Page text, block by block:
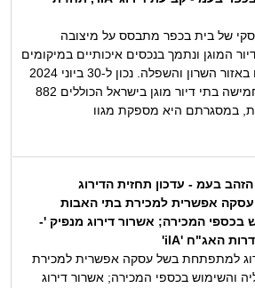
של בית בכפר מתבסס על מיצובה
המוגן ונתמך בנכסים איכותיים במיקומים
מרכזיים, מרביתם באזור השרון והשפלה. נכון ל-30 ביוני 2024
החברה מפעילה חמישה בתי דיור מוגן בישראל הכוללים 882
במסגרתם היא מספקת מגוו
הזהב בעמ - עדכון תחזית הדירוג
אפשרית למכירת בתי האבות
בכספי המכירה; אשרור דירוג מנפיק '-
למתפתחת בשל עסקה אפשרית למכירת
והשימוש בכספי המכירה; אשרור דירוג